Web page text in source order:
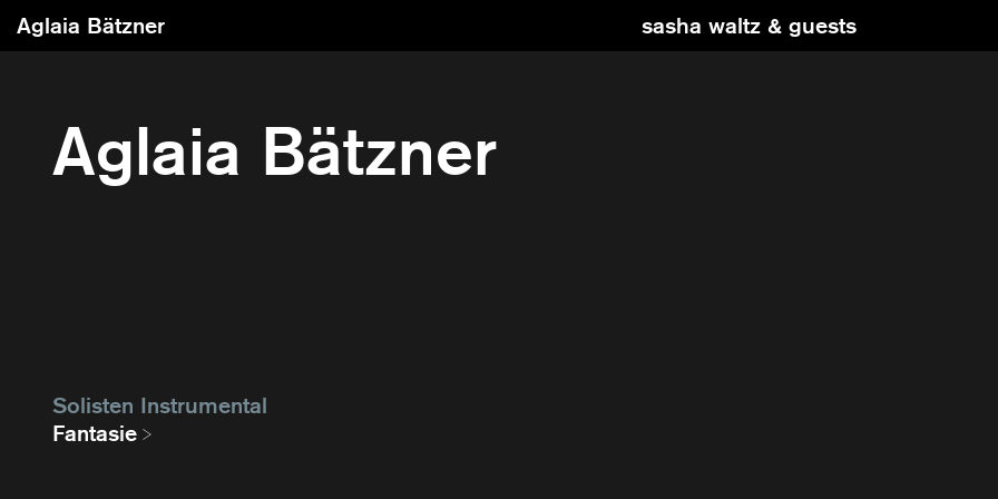
Aglaia Bätzner sasha waltz & guests
Aglaia Bätzner
Solisten Instrumental
Fantasie